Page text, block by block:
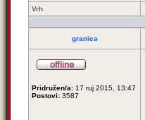
Vrh
granica
Pridružen/a: 17 ruj 2015, 13:47
Postovi: 3587